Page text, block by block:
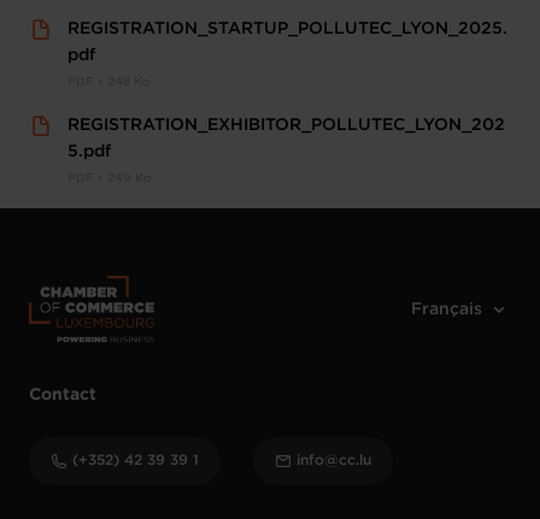
REGISTRATION_STARTUP_POLLUTEC_LYON_2025.
pdf
REGISTRATION_EXHIBITOR_POLLUTEC_LYON_202
5.pdf
Contact
(+352) 42 39 39 1 info@cc.lu